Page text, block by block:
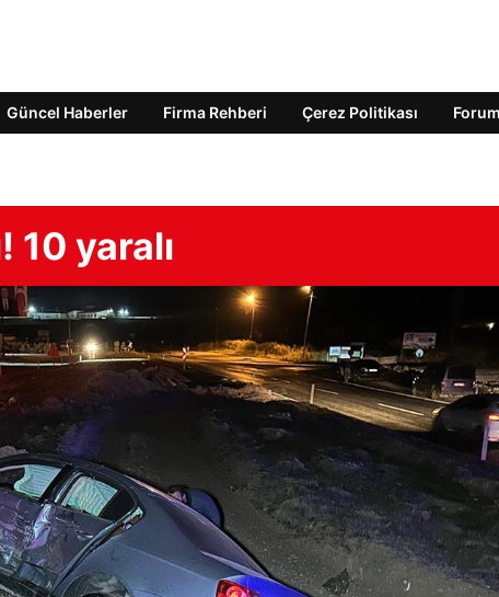
Güncel Haberler Firma Rehberi Çerez Politikası Forum
10 yaralı